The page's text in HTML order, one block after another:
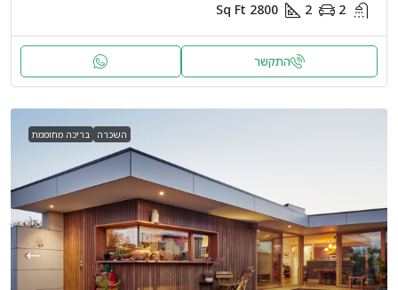
2
2
2800
Sq Ft
התקשר
השכרה בריכה מחוממת